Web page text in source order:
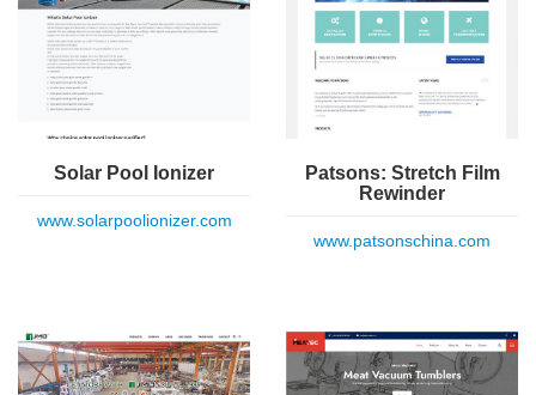
Solar Pool Ionizer
www.solarpoolionizer.com
Patsons: Stretch Film
Rewinder
www.patsonschina.com